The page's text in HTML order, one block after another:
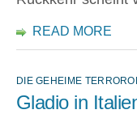
READ MORE
DIE GEHEIME
Gladio in